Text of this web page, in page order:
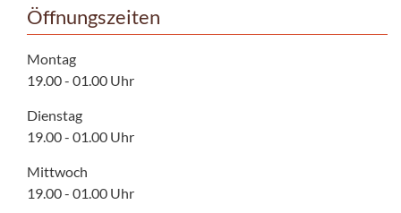
Öffnungszeiten
Montag
19.00 - 01.00 Uhr
Dienstag
19.00 - 01.00 Uhr
Mittwoch
19.00 - 01.00 Uhr